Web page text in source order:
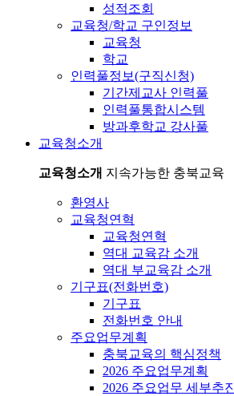
성적조회
교육청/학교 구인정보
교육청
학교
인력풀정보(구직신청)
기간제교사 인력풀
인력풀통합시스템
방과후학교 강사풀
교육청소개
교육청소개 지속가능한 충북교육
환영사
교육청연혁
교육청연혁
역대 교육감 소개
역대 부교육감 소개
기구표(전화번호)
기구표
전화번호 안내
주요업무계획
충북교육의 핵심정책
2026 주요업무계획
2026 주요업무 세부추